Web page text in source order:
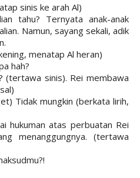
sinis ke arah Al)
tahu? Ternyata anak-anak
Namun, sayang sekali, adik
menatap Al heran)
hah?
(tertawa sinis). Rei membawa
Tidak mungkin (berkata lirih,
hukuman atas perbuatan Rei
menanggungnya. (tertawa